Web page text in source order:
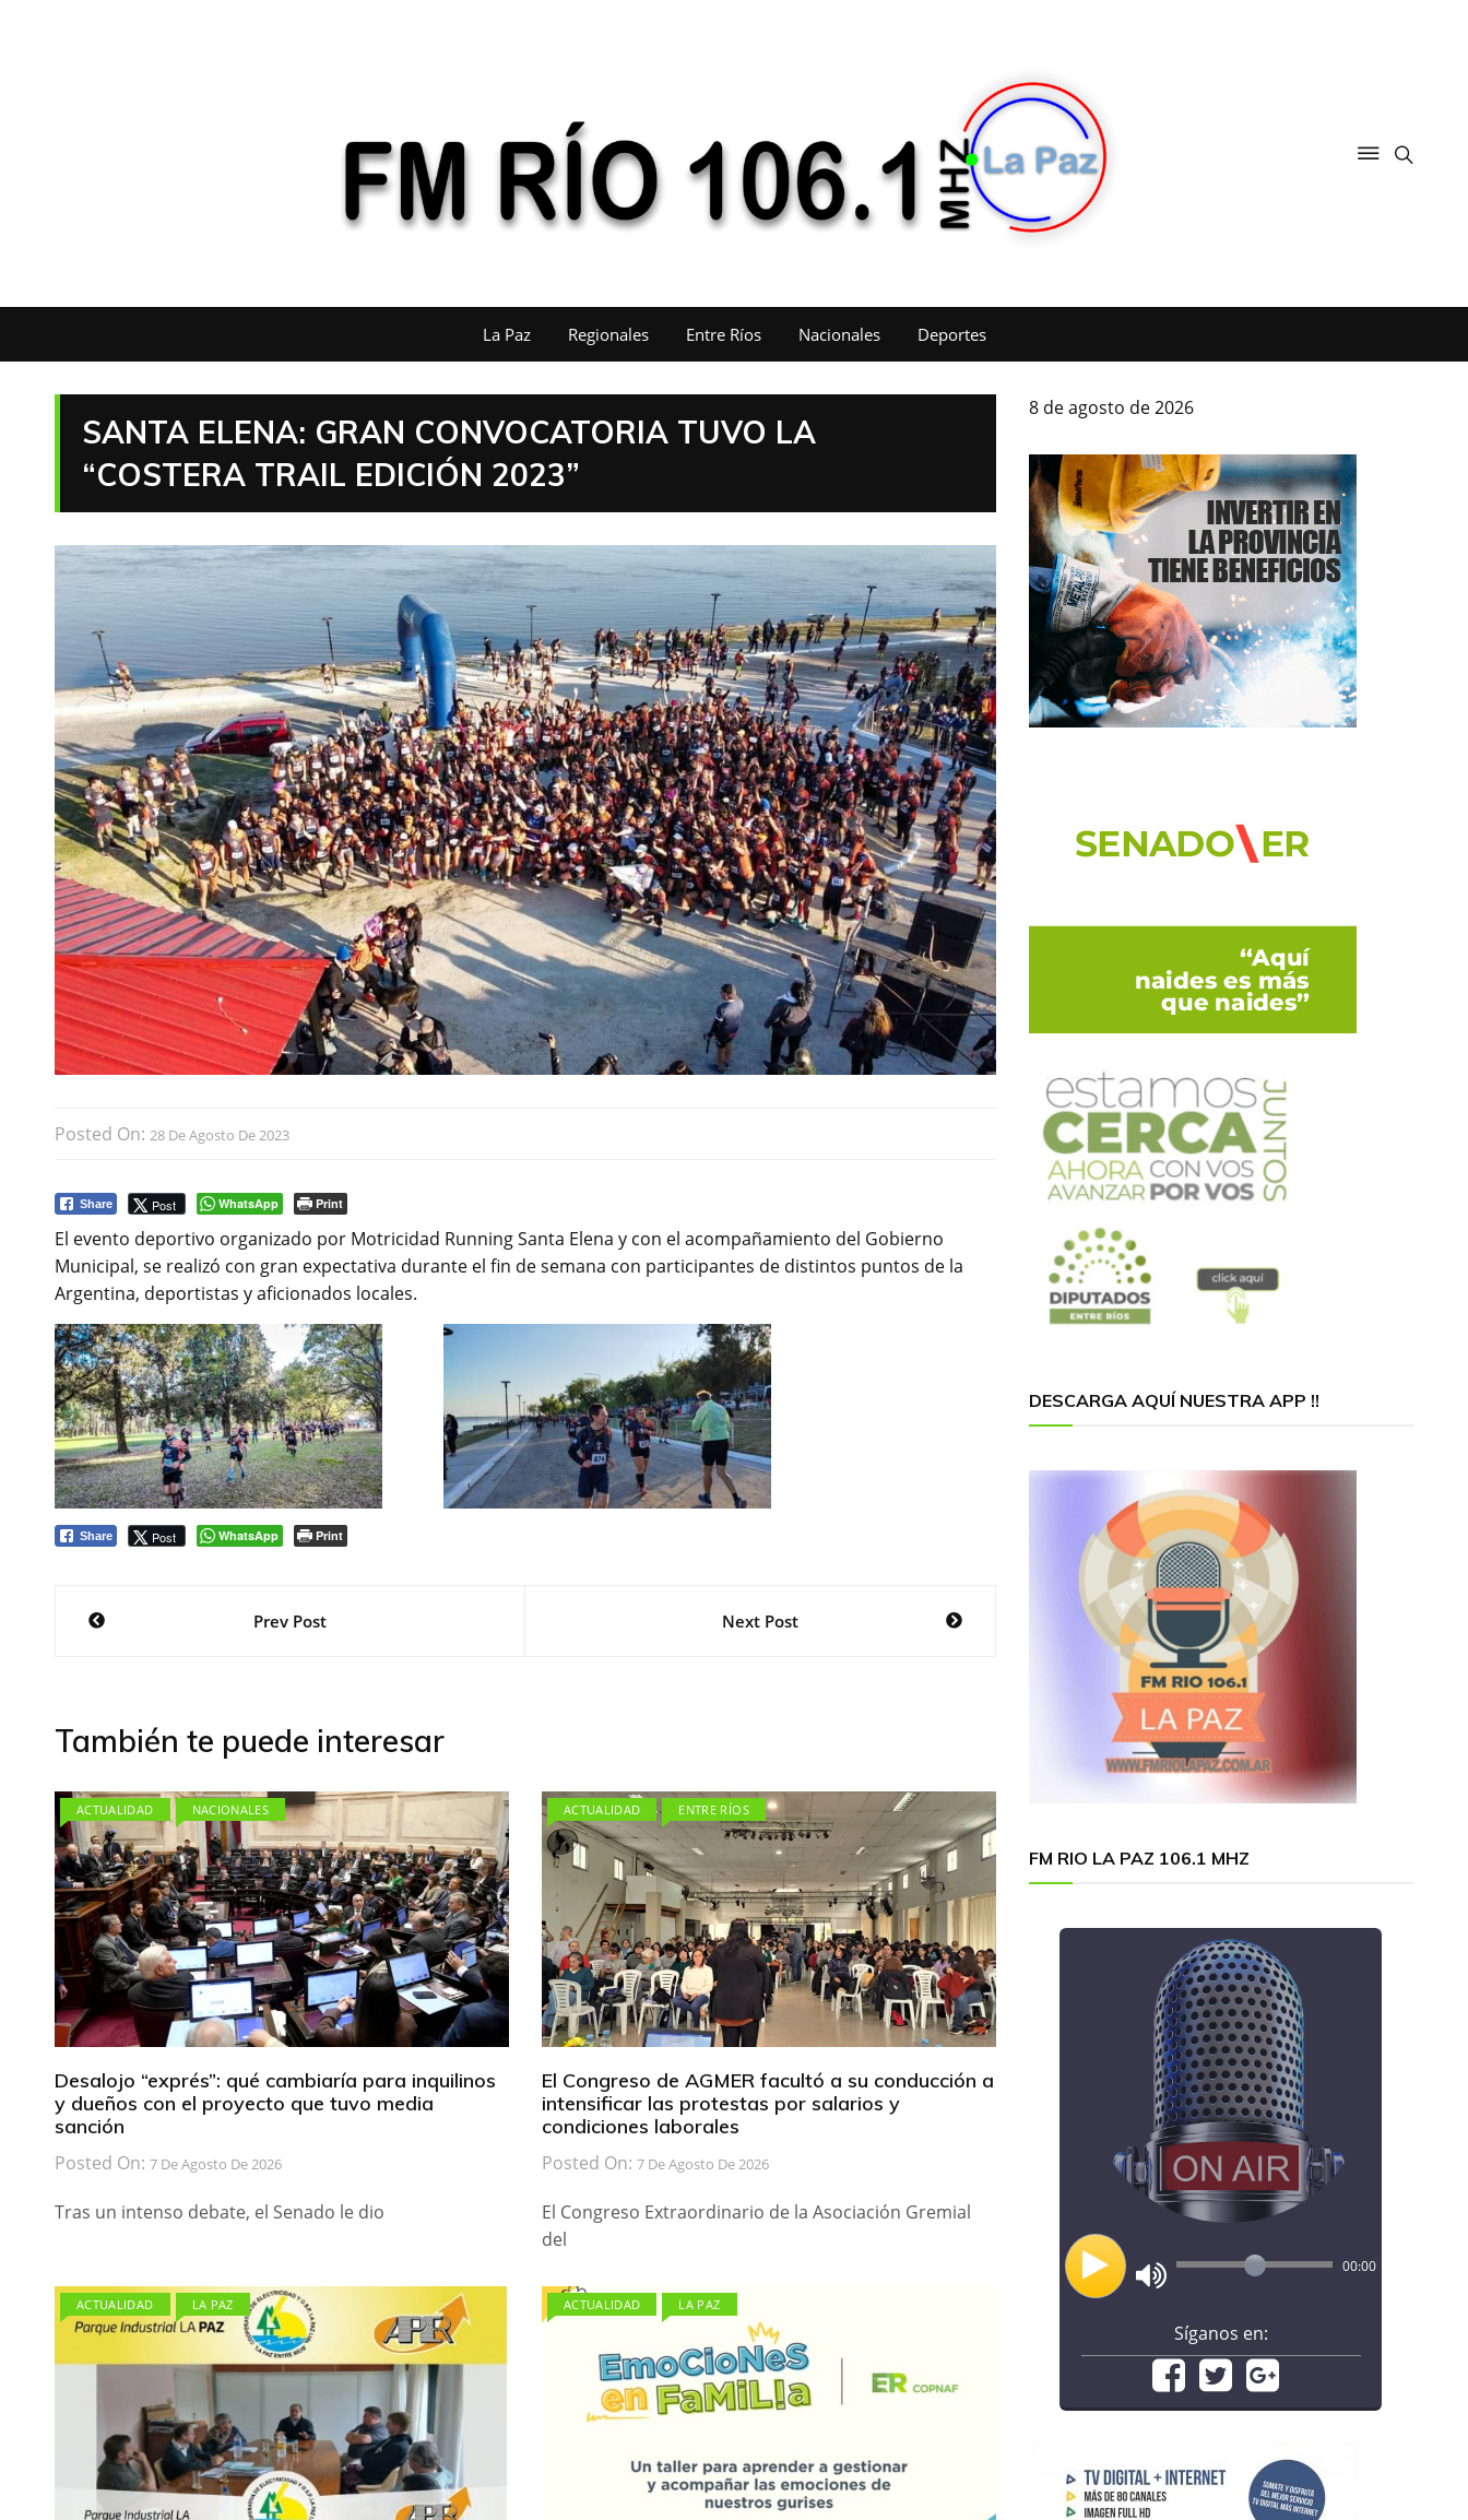
La Paz Regionales Entre Ríos Nacionales Deportes
SANTA ELENA: GRAN CONVOCATORIA TUVO LA
“COSTERA TRAIL EDICIÓN 2023”
Posted On: 28 De Agosto De 2023
Share Post WhatsApp Print
El evento deportivo organizado por Motricidad Running Santa Elena y con el acompañamiento del Gobierno
Municipal, se realizó con gran expectativa durante el fin de semana con participantes de distintos puntos de la
Argentina, deportistas y aficionados locales.
Share Post WhatsApp Print
NavegaciónPrev Post Next Post
También te puede interesar
ACTUALIDAD NACIONALES
Desalojo “exprés”: qué cambiaría para inquilinos
y dueños con el proyecto que tuvo media
sanción
Posted On: 7 De Agosto De 2026
Tras un intenso debate, el Senado le dio
ACTUALIDAD ENTRE RÍOS
El Congreso de AGMER facultó a su conducción a
intensificar las protestas por salarios y
condiciones laborales
Posted On: 7 De Agosto De 2026
El Congreso Extraordinario de la Asociación Gremial
del
ACTUALIDAD LA PAZ ACTUALIDAD LA PAZ
8 de agosto de 2026
DESCARGA AQUÍ NUESTRA APP !!
FM RIO LA PAZ 106.1 MHZ
00:00
Síganos en: